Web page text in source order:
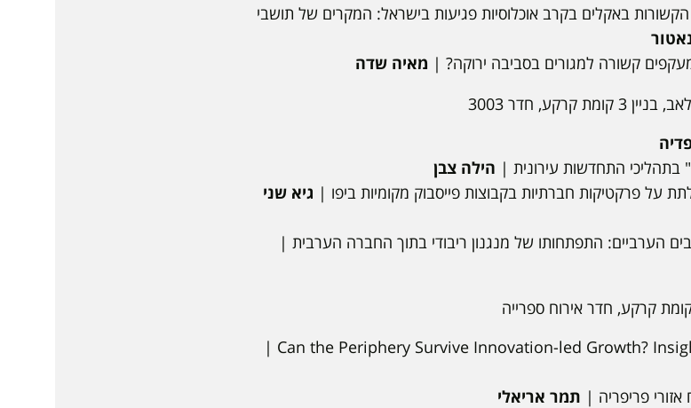
הקשורות באקלים בקרב אוכלוסיות פגיעות בישראל: המקרים של תושבי
קשורה למגורים בסביבה ירוקה? | מאיה שדה
קרקע, חדר 3003
בתהליכי התחדשות עירונית | הילה צבן
על פרקטיקות חברתיות בקבוצות פייסבוק מקומיות ביפו | גיא שני
הערביים: התפתחותו של מנגנון ריבודי בתוך החברה הערבית |
Can the Periphery Survive Innovation-led Growth?
פריפריה | תמר אריאלי